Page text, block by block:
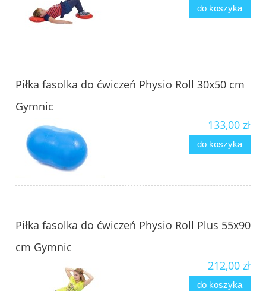
do koszyka
Piłka fasolka do ćwiczeń Physio Roll 30x50 cm
Gymnic
133,00 zł
do koszyka
Piłka fasolka do ćwiczeń Physio Roll Plus 55x90
cm Gymnic
212,00 zł
do koszyka